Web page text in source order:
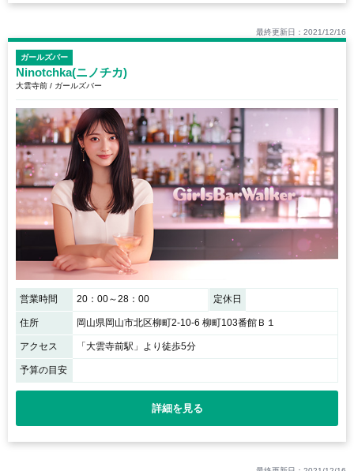
最終更新日：2021/12/16
ガールズバー
Ninotchka(ニノチカ)
大雲寺前 / ガールズバー
営業時間 20：00～28：00 定休日
住所 岡山県岡山市北区柳町2-10-6 柳町103番館Ｂ１
アクセス 「大雲寺前駅」より徒歩5分
予算の目安
詳細を見る